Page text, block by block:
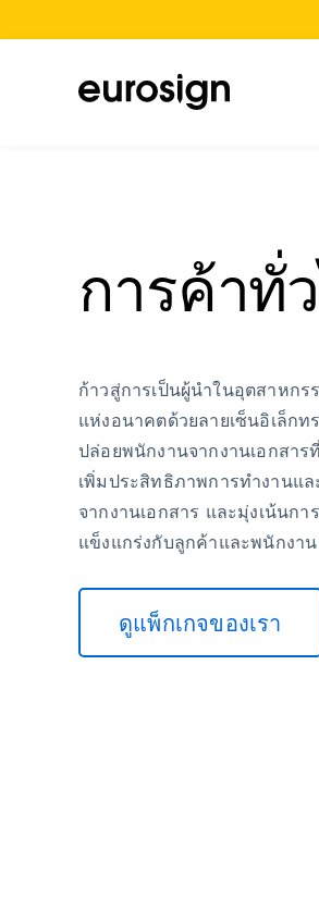
การค้าทั่
ก้าวสู่การเป็นผู้นำในอุตสาหก
แห่งอนาคตด้วยลายเซ็นอิเล็ก
ปล่อยพนักงานจากงานเอกสาร
เพิ่มประสิทธิภาพการทำงานแ
จากงานเอกสาร และมุ่งเน้นก
แข็งแกร่งกับลูกค้าและพนักงาน
ดูแพ็กเกจของเรา